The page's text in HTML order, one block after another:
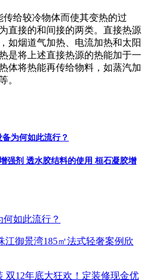
传给较冷物体而使其变热的过
直接的和间接的两类。直接热源
如烟道气加热、电流加热和太阳
是将上述直接热源的热能加于一
体将热能再传给物料，如蒸汽加
。
为何如此流行？
强剂 透水胶结料的使用 桓石凝胶增
如此流行？
江御景湾185㎡法式轻奢案例欣
双12年底大狂欢！定装修现金优